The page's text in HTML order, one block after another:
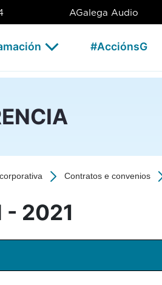
AGalega Audio
#AcciónsG
Contratos e convenios
2021